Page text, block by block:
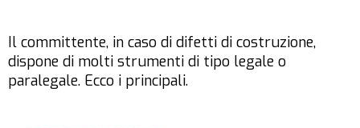
Il committente, in caso di difetti di costruzione,
dispone di molti strumenti di tipo legale o
paralegale. Ecco i principali.